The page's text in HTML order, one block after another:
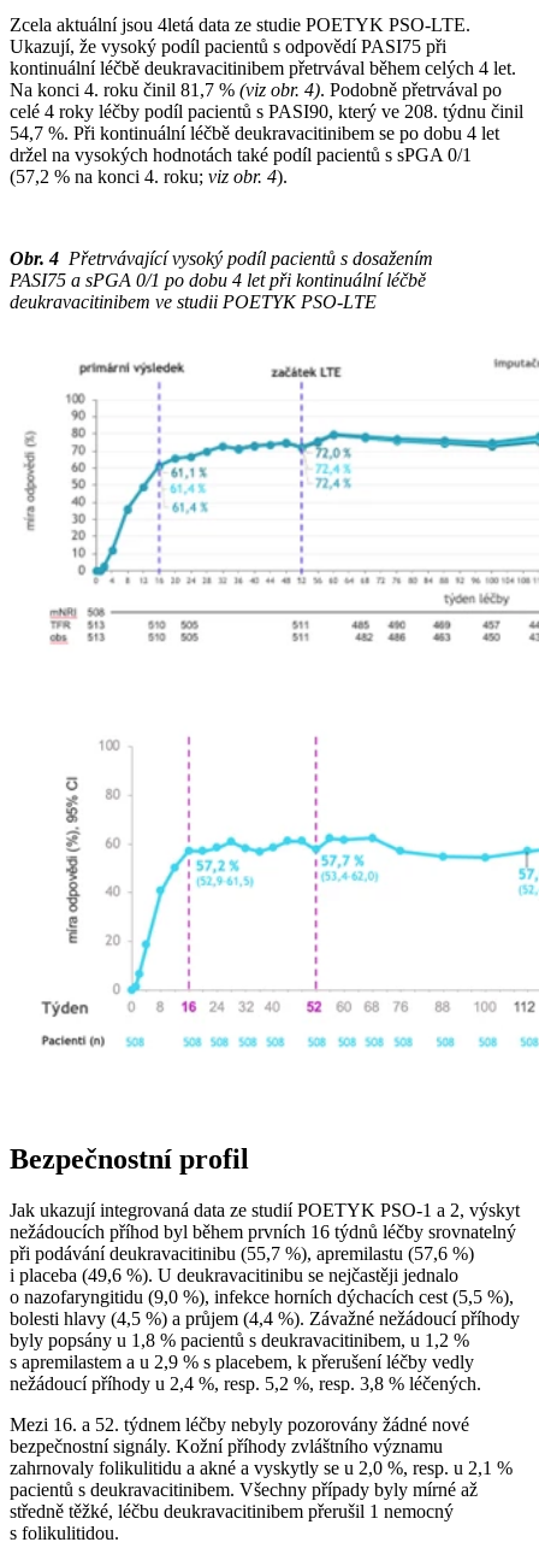
Zcela aktuální jsou 4letá data ze studie POETYK PSO-LTE.
Ukazují, že vysoký podíl pacientů s odpovědí PASI75 při
kontinuální léčbě deukravacitinibem přetrvával během celých 4 let.
Na konci 4. roku činil 81,7 % (viz obr. 4). Podobně přetrvával po
celé 4 roky léčby podíl pacientů s PASI90, který ve 208. týdnu činil
54,7 %. Při kontinuální léčbě deukravacitinibem se po dobu 4 let
držel na vysokých hodnotách také podíl pacientů s sPGA 0/1
(57,2 % na konci 4. roku; viz obr. 4).
Obr. 4 Přetrvávající vysoký podíl pacientů s dosažením
PASI75 a sPGA 0/1 po dobu 4 let při kontinuální léčbě
deukravacitinibem ve studii POETYK PSO-LTE
Bezpečnostní profil
Jak ukazují integrovaná data ze studií POETYK PSO-1 a 2, výskyt
nežádoucích příhod byl během prvních 16 týdnů léčby srovnatelný
při podávání deukravacitinibu (55,7 %), apremilastu (57,6 %)
i placeba (49,6 %). U deukravacitinibu se nejčastěji jednalo
o nazofaryngitidu (9,0 %), infekce horních dýchacích cest (5,5 %),
bolesti hlavy (4,5 %) a průjem (4,4 %). Závažné nežádoucí příhody
byly popsány u 1,8 % pacientů s deukravacitinibem, u 1,2 %
s apremilastem a u 2,9 % s placebem, k přerušení léčby vedly
nežádoucí příhody u 2,4 %, resp. 5,2 %, resp. 3,8 % léčených.
Mezi 16. a 52. týdnem léčby nebyly pozorovány žádné nové
bezpečnostní signály. Kožní příhody zvláštního významu
zahrnovaly folikulitidu a akné a vyskytly se u 2,0 %, resp. u 2,1 %
pacientů s deukravacitinibem. Všechny případy byly mírné až
středně těžké, léčbu deukravacitinibem přerušil 1 nemocný
s folikulitidou.